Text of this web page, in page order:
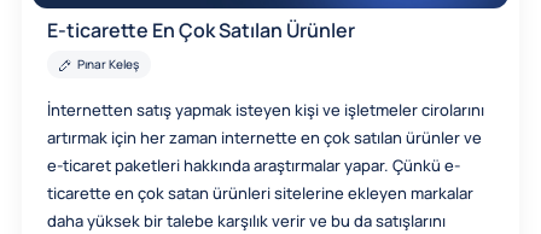
E-ticarette En Çok Satılan Ürünler
Pınar Keleş
İnternetten satış yapmak isteyen kişi ve işletmeler cirolarını
artırmak için her zaman internette en çok satılan ürünler ve
e-ticaret paketleri hakkında araştırmalar yapar. Çünkü e-
ticarette en çok satan ürünleri sitelerine ekleyen markalar
daha yüksek bir talebe karşılık verir ve bu da satışlarını